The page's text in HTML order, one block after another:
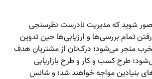
شوید که مدیریت نادرست نظرسنجی
تمام بررسی‌ها و ارزیابی‌ها حین تدوین
منجر می‌شود؛ درک‌تان از مشتریان هدف
طرح کسب و کار و طرح بازاریابی
بنیادین مواجه خواهند شد؛ و شانس